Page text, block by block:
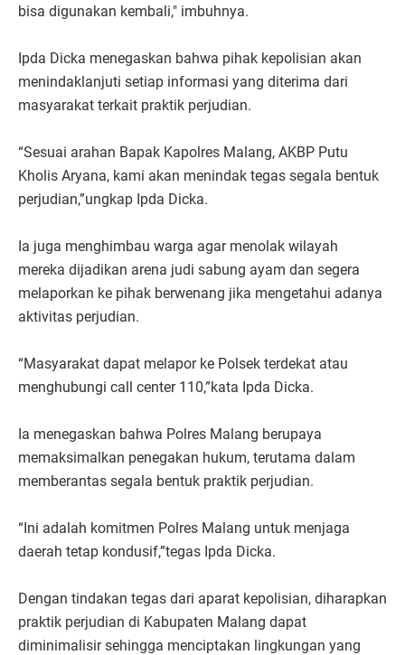
bisa digunakan kembali," imbuhnya.
Ipda Dicka menegaskan bahwa pihak kepolisian akan
menindaklanjuti setiap informasi yang diterima dari
masyarakat terkait praktik perjudian.
“Sesuai arahan Bapak Kapolres Malang, AKBP Putu
Kholis Aryana, kami akan menindak tegas segala bentuk
perjudian,”ungkap Ipda Dicka.
Ia juga menghimbau warga agar menolak wilayah
mereka dijadikan arena judi sabung ayam dan segera
melaporkan ke pihak berwenang jika mengetahui adanya
aktivitas perjudian.
“Masyarakat dapat melapor ke Polsek terdekat atau
menghubungi call center 110,”kata Ipda Dicka.
Ia menegaskan bahwa Polres Malang berupaya
memaksimalkan penegakan hukum, terutama dalam
memberantas segala bentuk praktik perjudian.
“Ini adalah komitmen Polres Malang untuk menjaga
daerah tetap kondusif,”tegas Ipda Dicka.
Dengan tindakan tegas dari aparat kepolisian, diharapkan
praktik perjudian di Kabupaten Malang dapat
diminimalisir sehingga menciptakan lingkungan yang